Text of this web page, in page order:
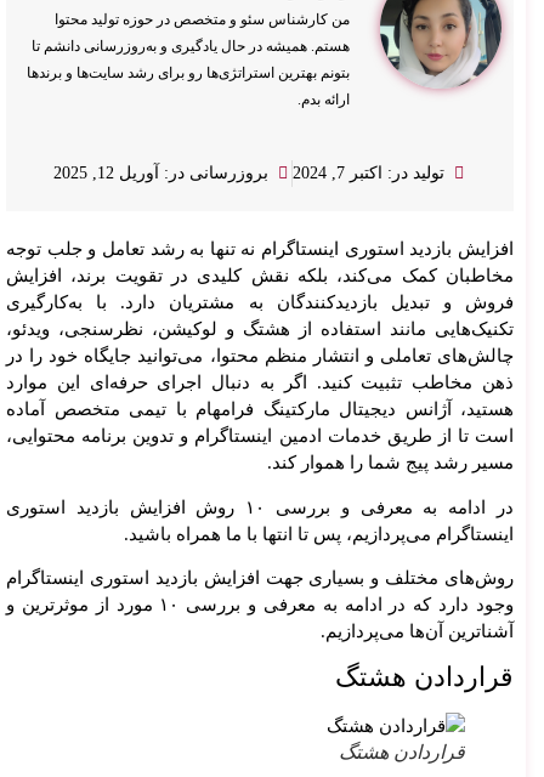
من کارشناس سئو و متخصص در حوزه تولید محتوا
هستم. همیشه در حال یادگیری و به‌روزرسانی دانشم تا
بتونم بهترین استراتژی‌ها رو برای رشد سایت‌ها و برندها
ارائه بدم.
تولید در: اکتبر 7, 2024 بروزرسانی در: آوریل 12, 2025
افزایش بازدید استوری اینستاگرام نه تنها به رشد تعامل و جلب توجه
مخاطبان کمک می‌کند، بلکه نقش کلیدی در تقویت برند، افزایش
فروش و تبدیل بازدیدکنندگان به مشتریان دارد. با به‌کارگیری
تکنیک‌هایی مانند استفاده از هشتگ و لوکیشن، نظرسنجی، ویدئو،
چالش‌های تعاملی و انتشار منظم محتوا، می‌توانید جایگاه خود را در
ذهن مخاطب تثبیت کنید. اگر به دنبال اجرای حرفه‌ای این موارد
هستید، آژانس دیجیتال مارکتینگ فرامهام با تیمی متخصص آماده
است تا از طریق خدمات ادمین اینستاگرام و تدوین برنامه محتوایی،
مسیر رشد پیج شما را هموار کند.
در ادامه به معرفی و بررسی ۱۰ روش افزایش بازدید استوری
اینستاگرام می‌پردازیم، پس تا انتها با ما همراه باشید.
روش‌های مختلف و بسیاری جهت افزایش بازدید استوری اینستاگرام
وجود دارد که در ادامه به معرفی و بررسی ۱۰ مورد از موثرترین و
آشناترین آن‌ها می‌پردازیم.
قراردادن هشتگ
قراردادن هشتگ